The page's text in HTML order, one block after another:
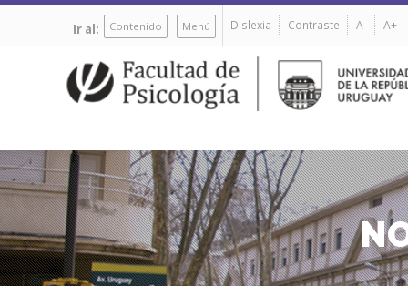
Pasar
contenido
Ir al: Contenido Menú Dislexia Contraste A- A+